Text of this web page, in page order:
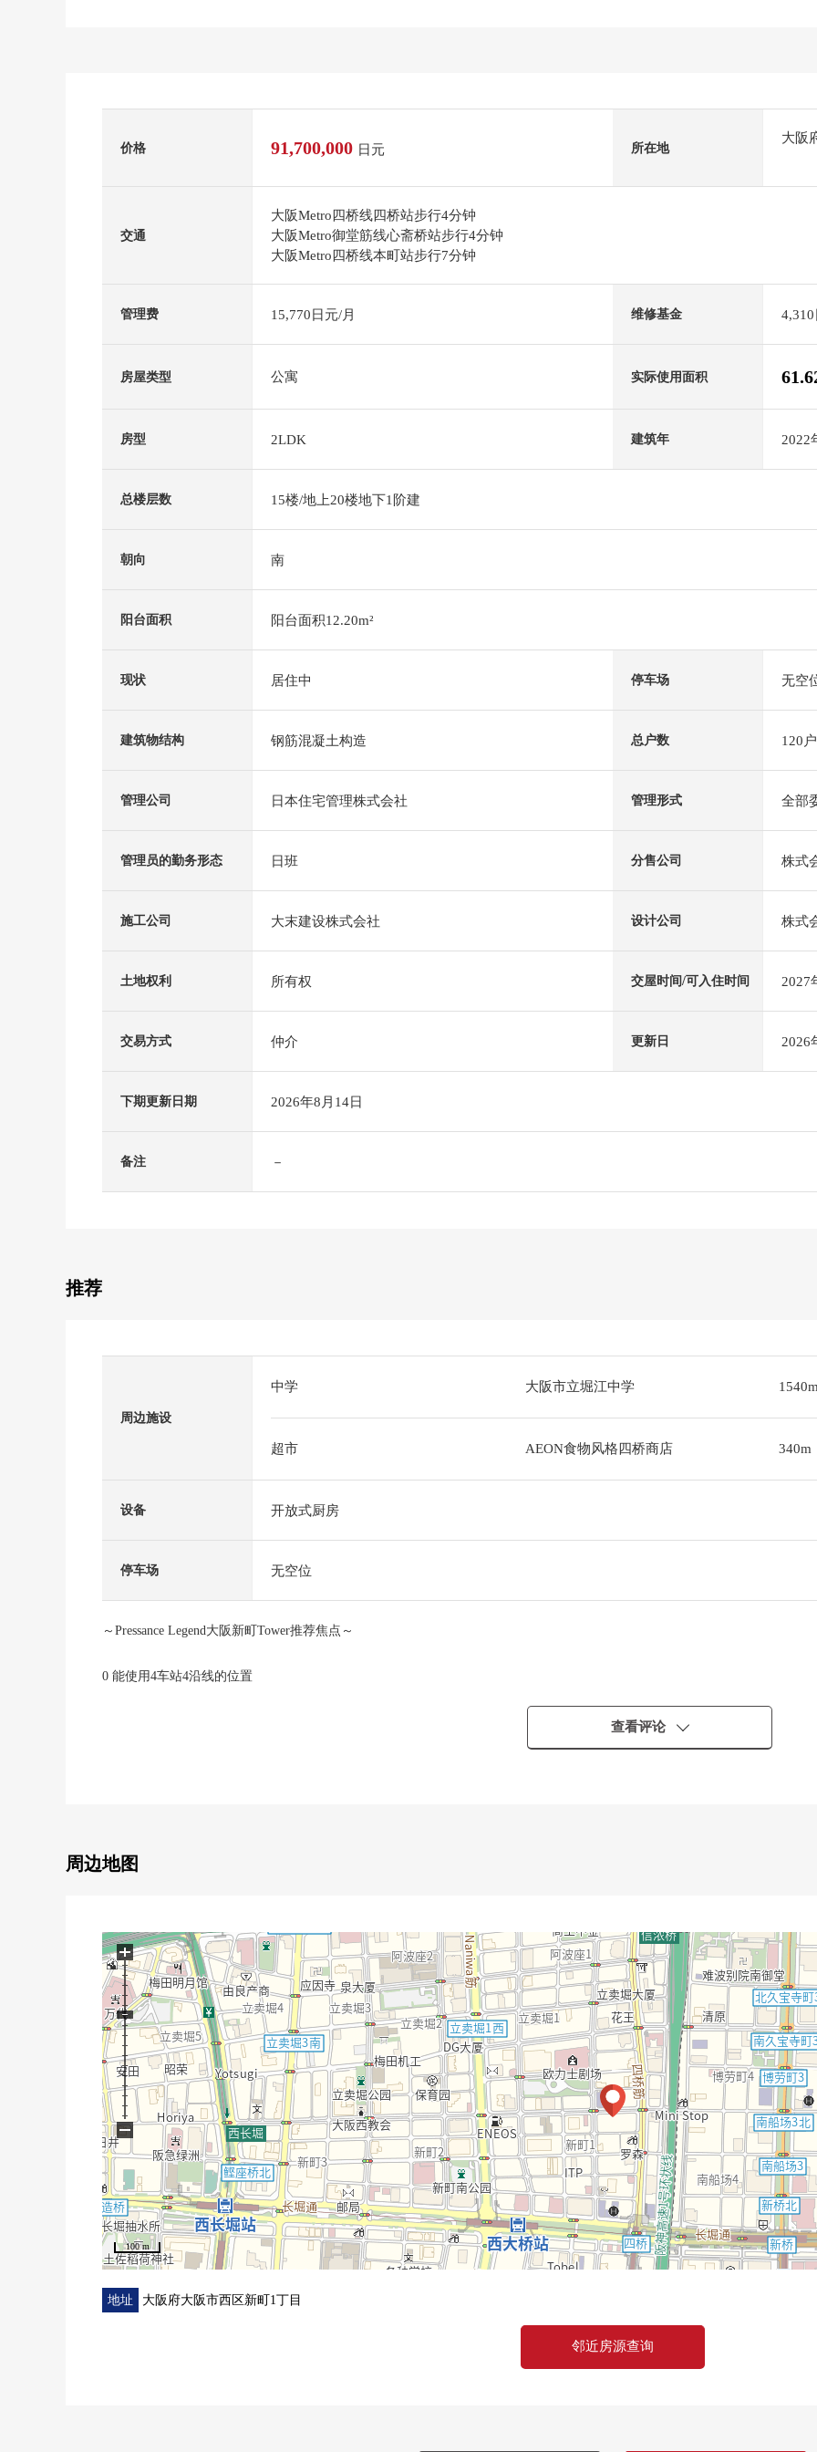
价格 91,700,000 日元 所在地
大阪
交通
大阪Metro四桥线四桥站步行4分钟
大阪Metro御堂筋线心斋桥站步行4分钟
大阪Metro四桥线本町站步行7分钟
管理费 15,770日元/月 维修基金
房屋类型 公寓 实际使用面积
房型 2LDK 建筑年 2022
总楼层数 15楼/地上20楼地下1阶建
朝向 南
阳台面积 阳台面积12.20m²
现状 居住中 停车场 无空
建筑物结构 钢筋混凝土构造 总户数 120户
管理公司 日本住宅管理株式会社 管理形式 全部
管理员的勤务形态 日班 分售公司 株式
施工公司 大末建设株式会社 设计公司 株式
土地权利 所有权 交屋时间/可入住时间 2027
交易方式 仲介 更新日 2026
下期更新日期 2026年8月14日
备注 －
推荐
周边施设
中学 大阪市立堀江中学
超市 AEON食物风格四桥商店 340m
设备 开放式厨房
停车场 无空位
～Pressance Legend大阪新町Tower推荐焦点～
0 能使用4车站4沿线的位置
0 阳光关于朝南的住戸良好
○ 垃圾站在各层
○ 有礼宾服务
○ 宠物饲养可(规章限制有)
查看评论
周边地图
100 m
+
−
地址 大阪府大阪市西区新町1丁目
邻近房源查询